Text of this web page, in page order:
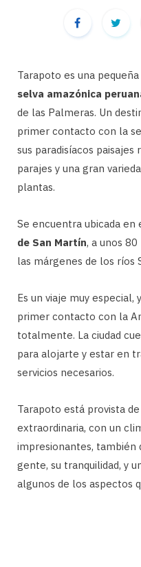
Tarapoto es una
selva amazónica
de las Palmeras. Un
primer contacto con la
sus paradisíacos
parajes y una gran
plantas.
Se encuentra ubicada
de San Martín, a unos
las márgenes de los ríos
Es un viaje muy especial,
primer contacto con la
totalmente. La ciudad
para alojarte y estar en
servicios necesarios.
Tarapoto está provista
extraordinaria, con un
impresionantes, también
gente, su tranquilidad, y
algunos de los aspectos